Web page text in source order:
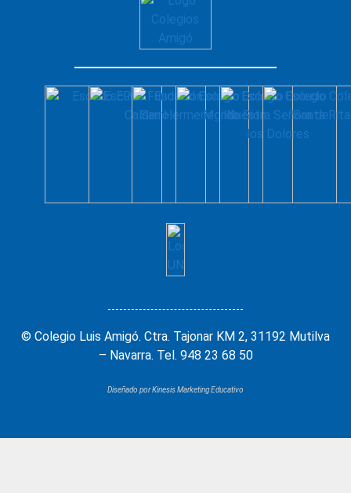
© Colegio Luis Amigó. Ctra. Tajonar KM 2, 31192 Mutilva
– Navarra. Tel. 948 23 68 50
Diseñado por Kinesis Marketing Educativo